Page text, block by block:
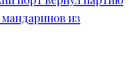
из